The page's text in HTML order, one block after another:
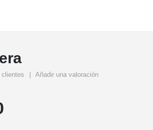
Añadir una valoración